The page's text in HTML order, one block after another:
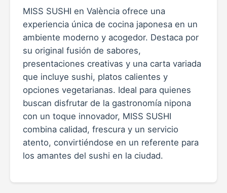
MISS SUSHI en València ofrece una
experiencia única de cocina japonesa en un
ambiente moderno y acogedor. Destaca por
su original fusión de sabores,
presentaciones creativas y una carta variada
que incluye sushi, platos calientes y
opciones vegetarianas. Ideal para quienes
buscan disfrutar de la gastronomía nipona
con un toque innovador, MISS SUSHI
combina calidad, frescura y un servicio
atento, convirtiéndose en un referente para
los amantes del sushi en la ciudad.